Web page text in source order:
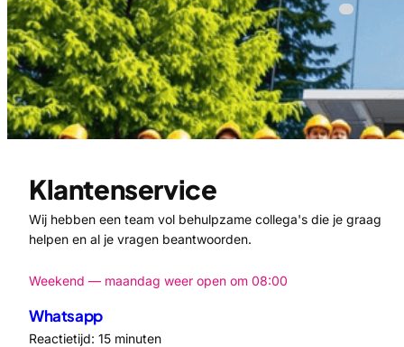
Klantenservice
Wij hebben een team vol behulpzame collega's die je graag
helpen en al je vragen beantwoorden.
Weekend — maandag weer open om 08:00
Whatsapp
Reactietijd: 15 minuten